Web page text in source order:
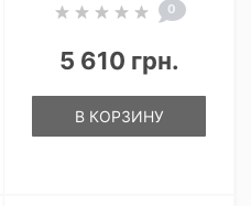
0
5 610 грн.
В КОРЗИНУ